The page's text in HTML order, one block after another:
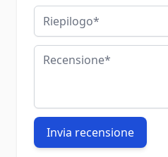
Riepilogo
Recensione
Invia recensione